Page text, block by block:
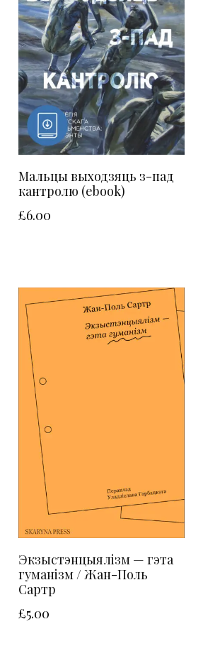
Мальцы выходзяць з-пад
кантролю (ebook)
£6.00
Экзыстэнцыялізм — гэта
гуманізм / Жан-Поль
Сартр
£5.00